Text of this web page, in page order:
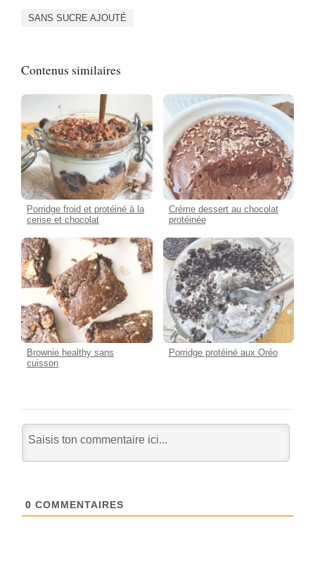
SANS SUCRE AJOUTÉ
Contenus similaires
Porridge froid et protéiné à la
cerise et chocolat
Crème dessert au chocolat
protéinée
Brownie healthy sans
cuisson
Porridge protéiné aux Oréo
0 COMMENTAIRES